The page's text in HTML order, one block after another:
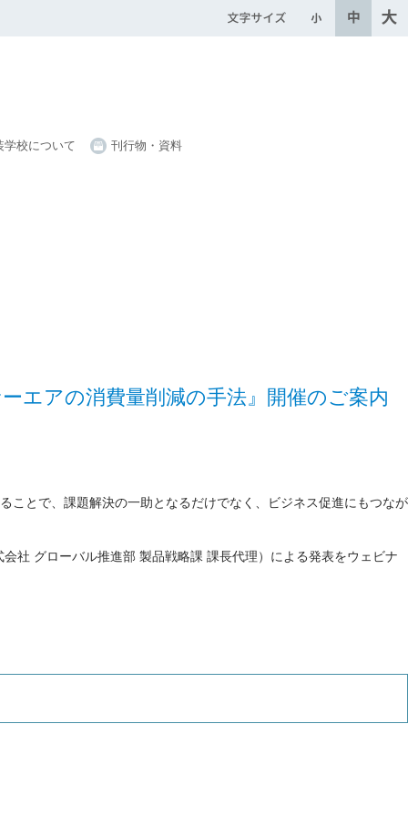
学校について 刊行物・資料
エアの消費量削減の手法』開催のご案内
ことで、課題解決の一助となるだけでなく、ビジネス促進にもつなが
社 グローバル推進部 製品戦略課 課長代理）による発表をウェビナ